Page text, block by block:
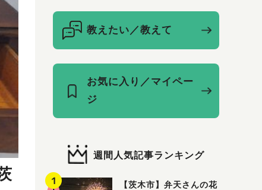
教えたい／教えて
お気に入り／マイペー
ジ
週間人気記事ランキング
【茨木市】弁天さんの花